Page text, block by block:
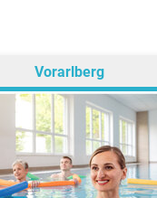
Vorarlberg